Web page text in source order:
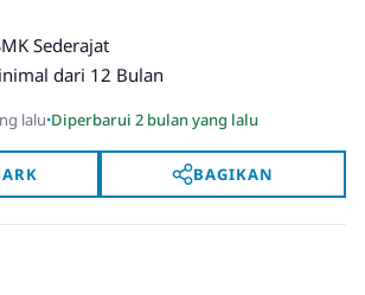
Sederajat
dari 12 Bulan
lalu·Diperbarui 2 bulan yang lalu
BAGIKAN